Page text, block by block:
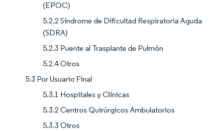
(EPOC)
5.2.2 Síndrome de Dificultad Respiratoria Aguda
(SDRA)
5.2.3 Puente al Trasplante de Pulmón
5.2.4 Otros
5.3 Por Usuario Final
5.3.1 Hospitales y Clínicas
5.3.2 Centros Quirúrgicos Ambulatorios
5.3.3 Otros